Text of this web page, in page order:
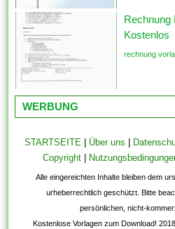
Rechnung
Kostenlos
rechnung
WERBUNG
STARTSEITE | Über uns |
Copyright |
Alle eingereichten Inhalte bleiben dem
urheberrechtlich geschützt. Bitte
persönlichen, nicht-
Kostenlose Vorlagen zum Download!